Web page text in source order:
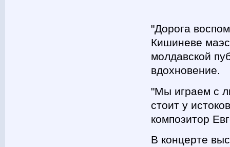
"Дорога
Кишиневе
молдавской
вдохновение.
"Мы играем с
стоит у
композитор
В концерте